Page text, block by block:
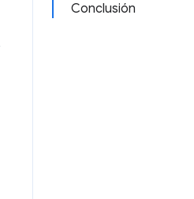
Conclusión